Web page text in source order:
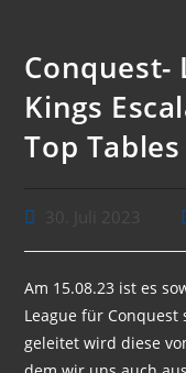
Conquest-
Kings
Top
Beitrag30. Juli 2023
Am 15.08.23 ist es
League für
geleitet wird diese